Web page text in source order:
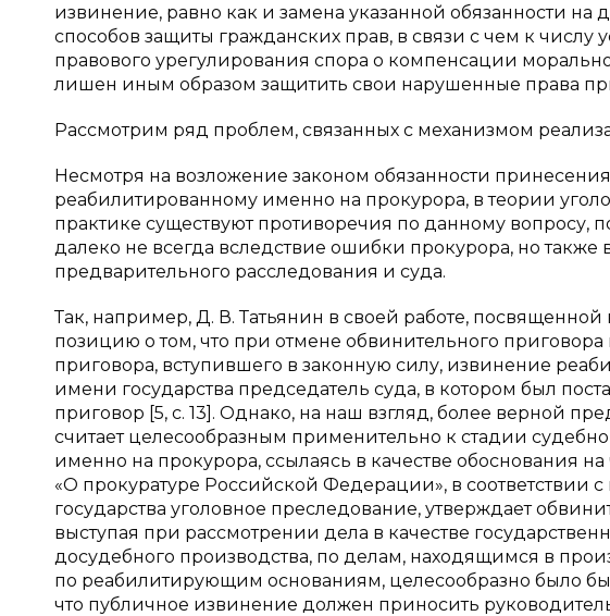
извинение, равно как и замена указанной обязанности
способов защиты гражданских прав, в связи с чем к числу
правового урегулирования спора о компенсации
лишен иным образом защитить свои нарушенные права
Рассмотрим ряд проблем, связанных с механизмом
Несмотря на возложение законом обязанности
реабилитированному именно на прокурора, в теории
практике существуют противоречия по данному вопросу,
далеко не всегда вследствие ошибки прокурора, но
предварительного расследования и суда.
Так, например, Д. В. Татьянин в своей работе,
позицию о том, что при отмене обвинительного
приговора, вступившего в законную силу, извинение
имени государства председатель суда, в котором был
приговор [5, с. 13]. Однако, на наш взгляд, более верной
считает целесообразным применительно к стадии
именно на прокурора, ссылаясь в качестве обоснования
«О прокуратуре Российской Федерации», в соответствии
государства уголовное преследование, утверждает
выступая при рассмотрении дела в качестве
досудебного производства, по делам, находящимся в
по реабилитирующим основаниям, целесообразно было
что публичное извинение должен приносить